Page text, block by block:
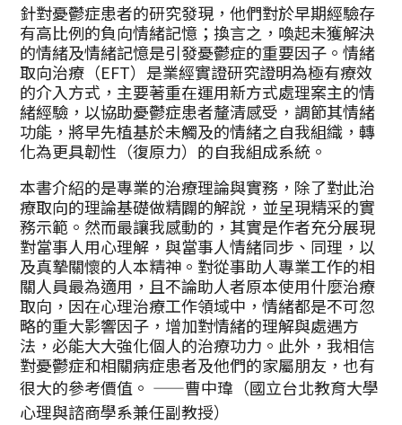
針對憂鬱症患者的研究發現，他們對於早期經驗存
有高比例的負向情緒記憶；換言之，喚起未獲解決
的情緒及情緒記憶是引發憂鬱症的重要因子。情緒
取向治療（EFT）是業經實證研究證明為極有療效
的介入方式，主要著重在運用新方式處理案主的情
緒經驗，以協助憂鬱症患者釐清感受，調節其情緒
功能，將早先植基於未觸及的情緒之自我組織，轉
化為更具韌性（復原力）的自我組成系統。
本書介紹的是專業的治療理論與實務，除了對此治
療取向的理論基礎做精闢的解說，並呈現精采的實
務示範。然而最讓我感動的，其實是作者充分展現
對當事人用心理解，與當事人情緒同步、同理，以
及真摯關懷的人本精神。對從事助人專業工作的相
關人員最為適用，且不論助人者原本使用什麼治療
取向，因在心理治療工作領域中，情緒都是不可忽
略的重大影響因子，增加對情緒的理解與處遇方
法，必能大大強化個人的治療功力。此外，我相信
對憂鬱症和相關病症患者及他們的家屬朋友，也有
很大的參考價值。 ——曹中瑋（國立台北教育大學
心理與諮商學系兼任副教授）